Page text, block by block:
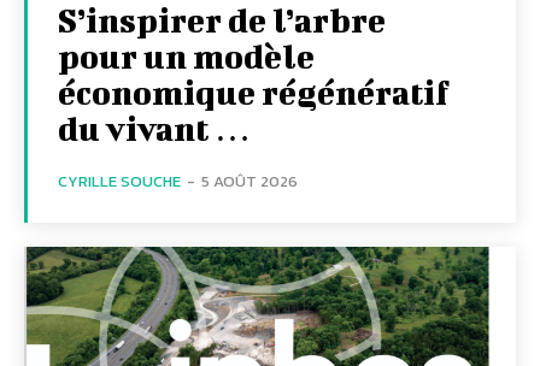
S’inspirer de l’arbre
pour un modèle
économique régénératif
du vivant …
CYRILLE SOUCHE - 5 AOÛT 2026